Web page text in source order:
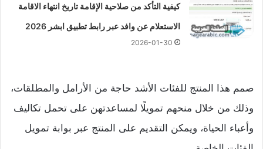
كيفية التأكد من صلاحية الإقامة تاريخ انتهاء الاقامة
الاستعلام عن وافد عبر رابط تطبيق ابشر 2026
2026-01-30
صمم هذا المنتج للفئات الأشد حاجة من الأرامل والمطلقات،
وذلك من خلال منحهم تمويلًا لمساعدتهن على تحمل تكاليف
وأعباء الحياة، ويمكن التقديم على المنتج عبر بوابة تمويل